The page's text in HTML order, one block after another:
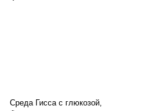
Среда Гисса с глюкозой,